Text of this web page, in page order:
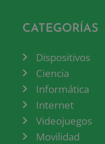
CATEGORÍAS
Dispositivos
Ciencia
Informática
Internet
Videojuegos
Movilidad